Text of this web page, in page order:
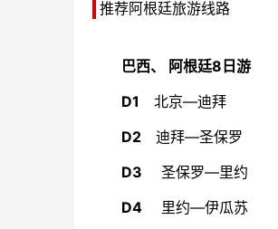
推荐阿根廷旅游线路
巴西、 阿根廷8日游
D1 北京—迪拜
D2 迪拜—圣保罗
D3 圣保罗—里约
D4 里约—伊瓜苏